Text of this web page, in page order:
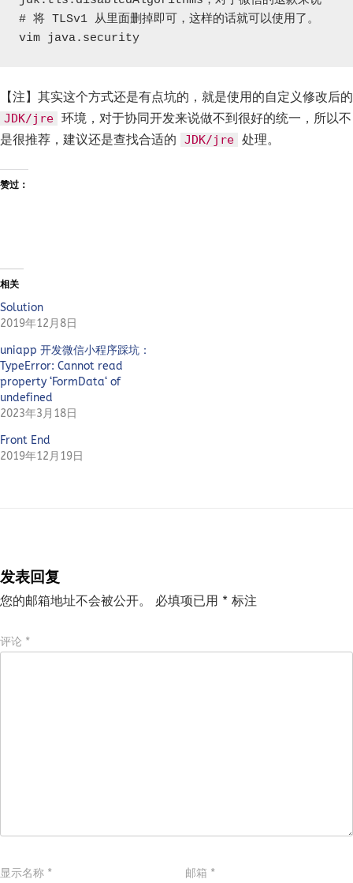
# 将 TLSv1 从里面删掉即可，这样的话就可以使用了。
vim java.security
【注】其实这个方式还是有点坑的，就是使用的自定义修改后的
JDK/jre 环境，对于协同开发来说做不到很好的统一，所以不
是很推荐，建议还是查找合适的
JDK/jre 处理。
赞过：
相关
Solution
2019年12月8日
uniapp 开发微信小程序踩坑：
TypeError: Cannot read
property ‘FormData‘ of
undefined
2023年3月18日
Front End
2019年12月19日
发表回复
您的邮箱地址不会被公开。 必填项已用 * 标注
评论 *
显示名称 * 邮箱 *